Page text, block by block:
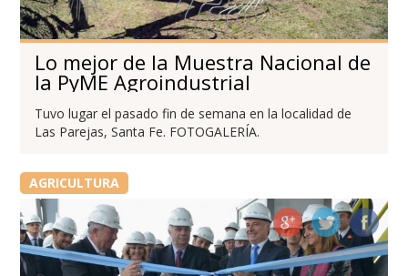
Lo mejor de la Muestra Nacional de
la PyME Agroindustrial
Tuvo lugar el pasado fin de semana en la localidad de
Las Parejas, Santa Fe. FOTOGALERÍA.
AGRICULTURA